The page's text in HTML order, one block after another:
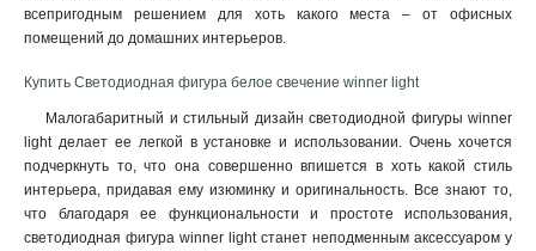
всепригодным решением для хоть какого места – от офисных
помещений до домашних интерьеров.
Купить Светодиодная фигура белое свечение winner light
Малогабаритный и стильный дизайн светодиодной фигуры winner
light делает ее легкой в установке и использовании. Очень хочется
подчеркнуть то, что она совершенно впишется в хоть какой стиль
интерьера, придавая ему изюминку и оригинальность. Все знают то,
что благодаря ее функциональности и простоте использования,
светодиодная фигура winner light станет неподменным аксессуаром у